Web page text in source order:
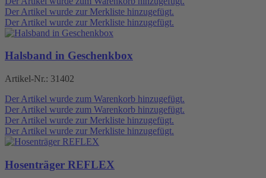
Der Artikel wurde zur Merkliste hinzugefügt.
Der Artikel wurde zur Merkliste hinzugefügt.
Halsband in Geschenkbox
Artikel-Nr.: 31402
Der Artikel wurde zum Warenkorb hinzugefügt.
Der Artikel wurde zum Warenkorb hinzugefügt.
Der Artikel wurde zur Merkliste hinzugefügt.
Der Artikel wurde zur Merkliste hinzugefügt.
Hosenträger REFLEX